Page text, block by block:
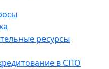
ресурсы
в СПО